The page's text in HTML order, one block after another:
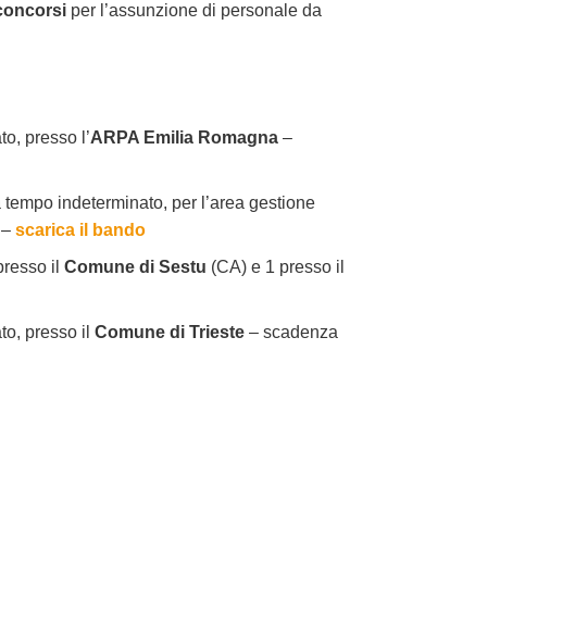
per l’assunzione di personale da
presso l’ARPA Emilia Romagna–
indeterminato, per l’area gestione
scarica il bando
il Comune di Sestu (CA) e 1 presso il
presso il Comune di Trieste– scadenza